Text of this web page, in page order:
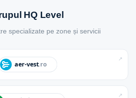
HQ Level
specializate pe zone și servicii
↗
↗